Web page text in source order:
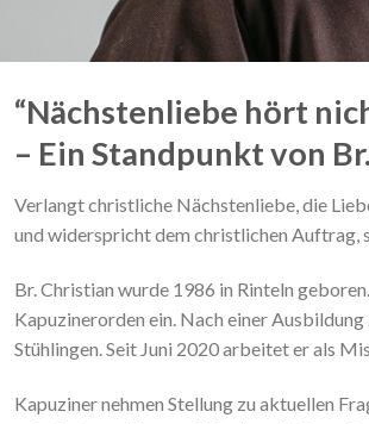
“Nächstenliebe hört
– Ein Standpunkt von
Verlangt christliche Nächstenliebe, die
und widerspricht dem christlichen Auftrag,
Br. Christian wurde 1986 in Rinteln
Kapuzinerorden ein. Nach einer
Stühlingen. Seit Juni 2020 arbeitet er als
Kapuziner nehmen Stellung zu aktuellen